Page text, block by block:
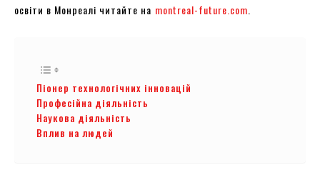
освіти в Монреалі читайте на montreal-future.com
Піонер технологічних інновацій
Професійна діяльність
Наукова діяльність
Вплив на людей